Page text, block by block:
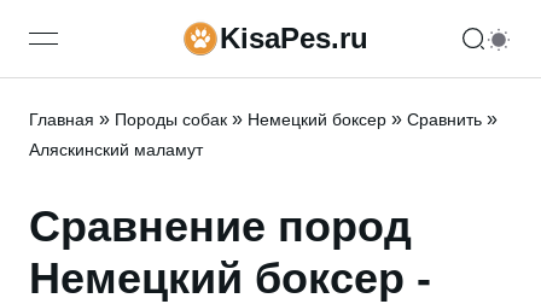
open navigation menuKisaPes.ru
Главная » Породы собак » Немецкий боксер » Сравнить »
Аляскинский маламут
Сравнение пород
Немецкий боксер -